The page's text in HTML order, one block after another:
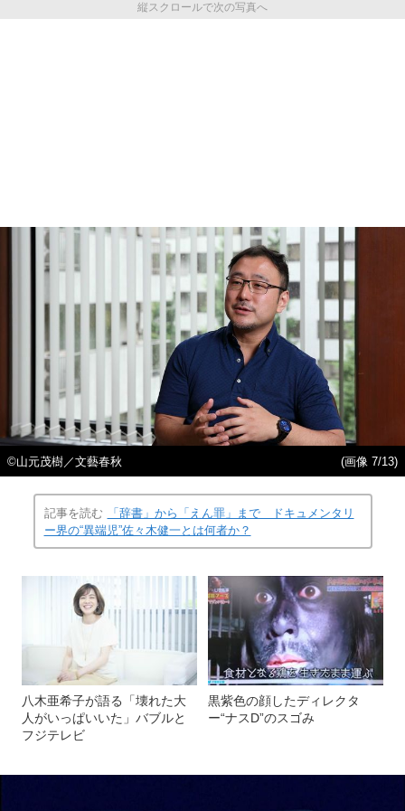
縦スクロールで次の写真へ
©山元茂樹／文藝春秋 (画像 7/13)
記事を読む
「辞書」から「えん罪」まで ドキュメンタリ
ー界の“異端児”佐々木健一とは何者か？
八木亜希子が語る「壊れた大
人がいっぱいいた」バブルと
フジテレビ
黒紫色の顔したディレクタ
ー“ナスD”のスゴみ